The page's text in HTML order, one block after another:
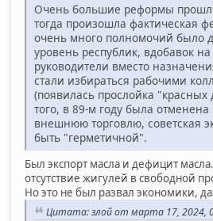
Очень большие реформы
тогда произошла фактическая
очень много полномочий было
уровень республик, вдобавок
руководители вместо
стали избираться рабочими
(появилась прослойка "красных
того, в 89-м году была
внешнюю торговлю, советская
быть "герметичной".
Был экспорт масла и дефицит
отсутствие жигулей в свободной
Но это не был развал экономики,
Цитата: злой от марта 17, 2024,